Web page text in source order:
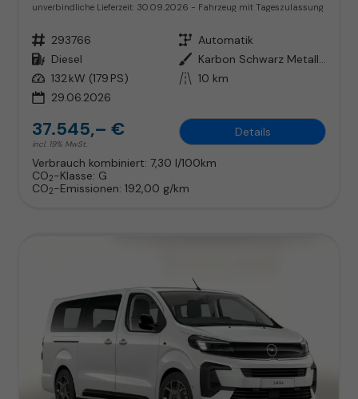
unverbindliche Lieferzeit: 30.09.2026 Fahrzeug mit Tageszulassung
Fahrzeugnr. 293766 Getriebe Automatik
Kraftstoff Diesel Außenfarbe
Karbon Schwarz Metallic
Leistung 132 kW (179 PS) Kilometerstand 10 km
29.06.2026
37.545,– €
incl. 19% MwSt.
Details
Verbrauch kombiniert: 7,30 l/100km
CO2-Klasse: G
CO2-Emissionen: 192,00 g/km